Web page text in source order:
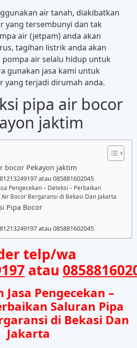
air tanah, diakibatkan
yang tersembunyi dan tak
air (jetpam) anda akan
tagihan listrik anda akan
air selalu hidup untuk
gunakan jasa kami untuk
yang terjadi dirumah anda.
pipa air bocor
jaktim
bocor Pekayon jaktim
atau 085881602045
Pengecekan – Deteksi – Perbaikan
Air Bocor Bergaransi di Bekasi Dan Jakarta
Pipa Bocor
atau 085881602045
telp/wa
atau
Jasa Pengecekan –
Saluran Pipa
di Bekasi Dan
Jakarta